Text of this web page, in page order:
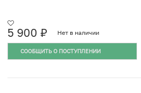
5 900 ₽ Нет в наличии
СООБЩИТЬ О ПОСТУПЛЕНИИ